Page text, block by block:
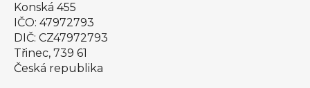
Konská 455
IČO: 47972793
DIČ: CZ47972793
Třinec, 739 61
Česká republika